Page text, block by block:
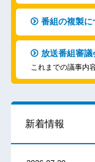
番組の複製に
放送番組審議
これまでの議事内
新着情報